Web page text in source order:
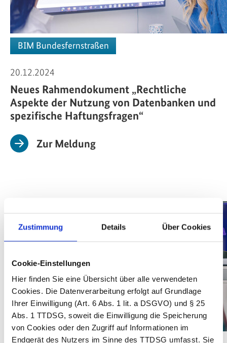
Zustimmung Details Über Cookies
Cookie-Einstellungen
Hier finden Sie eine Übersicht über alle verwendeten
Cookies. Die Datenverarbeitung erfolgt auf Grundlage
Ihrer Einwilligung (Art. 6 Abs. 1 lit. a DSGVO) und § 25
Abs. 1 TTDSG, soweit die Einwilligung die Speicherung
von Cookies oder den Zugriff auf Informationen im
Endgerät des Nutzers im Sinne des TTDSG umfasst. Sie
BIM Bundesfernstraßen
20.12.2024
Neues Rahmendokument „Rechtliche
Aspekte der Nutzung von Datenbanken und
spezifische Haftungsfragen“
Zur Meldung